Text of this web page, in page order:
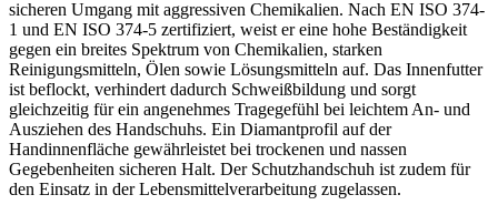
sicheren Umgang mit aggressiven Chemikalien. Nach EN ISO 374-
1 und EN ISO 374-5 zertifiziert, weist er eine hohe Beständigkeit
gegen ein breites Spektrum von Chemikalien, starken
Reinigungsmitteln, Ölen sowie Lösungsmitteln auf. Das Innenfutter
ist beflockt, verhindert dadurch Schweißbildung und sorgt
gleichzeitig für ein angenehmes Tragegefühl bei leichtem An- und
Ausziehen des Handschuhs. Ein Diamantprofil auf der
Handinnenfläche gewährleistet bei trockenen und nassen
Gegebenheiten sicheren Halt. Der Schutzhandschuh ist zudem für
den Einsatz in der Lebensmittelverarbeitung zugelassen.